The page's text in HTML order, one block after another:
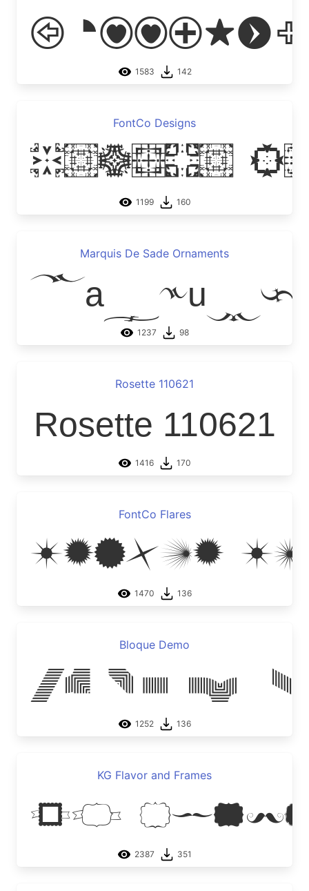
1583 142
FontCo Designs
FontCo
1199 160
Marquis De Sade Ornaments
Marquis
1237 98
Rosette 110621
Rosette 110621
1416 170
FontCo Flares
FontCo
1470 136
Bloque Demo
Bloque
1252 136
KG Flavor and Frames
KG
2387 351